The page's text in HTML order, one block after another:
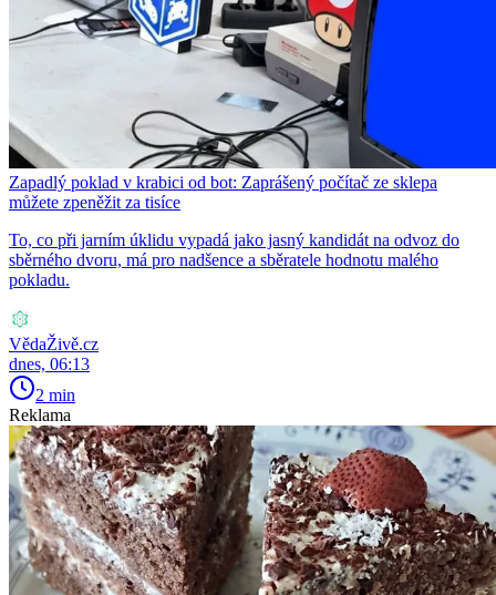
Zapadlý poklad v krabici od bot: Zaprášený počítač ze sklepa
můžete zpeněžit za tisíce
To, co při jarním úklidu vypadá jako jasný kandidát na odvoz do
sběrného dvoru, má pro nadšence a sběratele hodnotu malého
pokladu.
VědaŽivě.cz
dnes, 06:13
2 min
Reklama